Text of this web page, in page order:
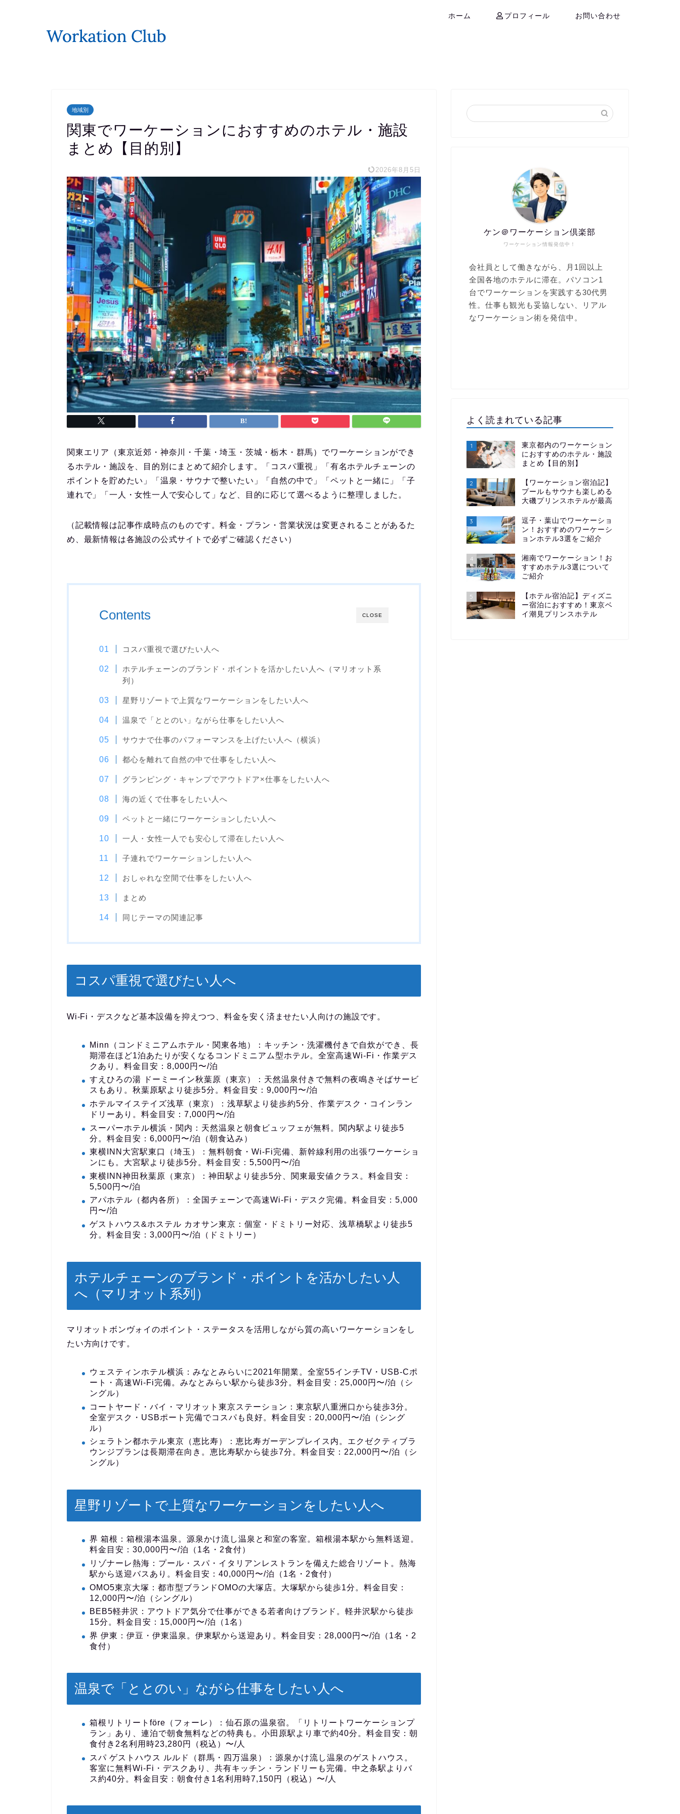
ホーム プロフィール お問い合わせ
地域別
関東でワーケーションにおすすめのホテル・施設
まとめ【目的別】
2026年8月5日
関東エリア（東京近郊・神奈川・千葉・埼玉・茨城・栃木・群馬）でワーケーションができ
るホテル・施設を、目的別にまとめて紹介します。「コスパ重視」「有名ホテルチェーンの
ポイントを貯めたい」「温泉・サウナで整いたい」「自然の中で」「ペットと一緒に」「子
連れで」「一人・女性一人で安心して」など、目的に応じて選べるように整理しました。
（記載情報は記事作成時点のものです。料金・プラン・営業状況は変更されることがあるた
め、最新情報は各施設の公式サイトで必ずご確認ください）
CLOSE
Contents
コスパ重視で選びたい人へ
ホテルチェーンのブランド・ポイントを活かしたい人へ（マリオット系
列）
星野リゾートで上質なワーケーションをしたい人へ
温泉で「ととのい」ながら仕事をしたい人へ
サウナで仕事のパフォーマンスを上げたい人へ（横浜）
都心を離れて自然の中で仕事をしたい人へ
グランピング・キャンプでアウトドア×仕事をしたい人へ
海の近くで仕事をしたい人へ
ペットと一緒にワーケーションしたい人へ
一人・女性一人でも安心して滞在したい人へ
子連れでワーケーションしたい人へ
おしゃれな空間で仕事をしたい人へ
まとめ
同じテーマの関連記事
コスパ重視で選びたい人へ
Wi-Fi・デスクなど基本設備を抑えつつ、料金を安く済ませたい人向けの施設です。
Minn（コンドミニアムホテル・関東各地）
：キッチン・洗濯機付きで自炊ができ、長
期滞在ほど1泊あたりが安くなるコンドミニアム型ホテル。全室高速Wi-Fi・作業デス
クあり。料金目安：8,000円〜/泊
すえひろの湯 ドーミーイン秋葉原（東京）
：天然温泉付きで無料の夜鳴きそばサービ
スもあり。秋葉原駅より徒歩5分。料金目安：9,000円〜/泊
ホテルマイステイズ浅草（東京）
：浅草駅より徒歩約5分、作業デスク・コインラン
ドリーあり。料金目安：7,000円〜/泊
スーパーホテル横浜・関内 ：天然温泉と朝食ビュッフェが無料。関内駅より徒歩5
分。料金目安：6,000円〜/泊（朝食込み）
東横INN大宮駅東口（埼玉）
：無料朝食・Wi-Fi完備、新幹線利用の出張ワーケーショ
ンにも。大宮駅より徒歩5分。料金目安：5,500円〜/泊
東横INN神田秋葉原（東京）
：神田駅より徒歩5分、関東最安値クラス。料金目安：
5,500円〜/泊
アパホテル（都内各所）
：全国チェーンで高速Wi-Fi・デスク完備。料金目安：5,000
円〜/泊
ゲストハウス&ホステル カオサン東京 ：個室・ドミトリー対応、浅草橋駅より徒歩5
分。料金目安：3,000円〜/泊（ドミトリー）
ホテルチェーンのブランド・ポイントを活かしたい人
へ（マリオット系列）
マリオットボンヴォイのポイント・ステータスを活用しながら質の高いワーケーションをし
たい方向けです。
ウェスティンホテル横浜 ：みなとみらいに2021年開業。全室55インチTV・USB-Cポ
ート・高速Wi-Fi完備。みなとみらい駅から徒歩3分。料金目安：25,000円〜/泊（シ
ングル）
コートヤード・バイ・マリオット東京ステーション ：東京駅八重洲口から徒歩3分。
全室デスク・USBポート完備でコスパも良好。料金目安：20,000円〜/泊（シング
ル）
シェラトン都ホテル東京（恵比寿）
：恵比寿ガーデンプレイス内。エクゼクティブラ
ウンジプランは長期滞在向き。恵比寿駅から徒歩7分。料金目安：22,000円〜/泊（シ
ングル）
星野リゾートで上質なワーケーションをしたい人へ
界 箱根 ：箱根湯本温泉。源泉かけ流し温泉と和室の客室。箱根湯本駅から無料送迎。
料金目安：30,000円〜/泊（1名・2食付）
リゾナーレ熱海 ：プール・スパ・イタリアンレストランを備えた総合リゾート。熱海
駅から送迎バスあり。料金目安：40,000円〜/泊（1名・2食付）
OMO5東京大塚 ：都市型ブランドOMOの大塚店。大塚駅から徒歩1分。料金目安：
12,000円〜/泊（シングル）
BEB5軽井沢 ：アウトドア気分で仕事ができる若者向けブランド。軽井沢駅から徒歩
15分。料金目安：15,000円〜/泊（1名）
界 伊東 ：伊豆・伊東温泉。伊東駅から送迎あり。料金目安：28,000円〜/泊（1名・2
食付）
温泉で「ととのい」ながら仕事をしたい人へ
箱根リトリートföre（フォーレ）
：仙石原の温泉宿。「リトリートワーケーションプ
ラン」あり、連泊で朝食無料などの特典も。小田原駅より車で約40分。料金目安：朝
食付き2名利用時23,280円（税込）〜/人
スパ ゲストハウス ルルド（群馬・四万温泉）
：源泉かけ流し温泉のゲストハウス。
客室に無料Wi-Fi・デスクあり、共有キッチン・ランドリーも完備。中之条駅よりバ
ス約40分。料金目安：朝食付き1名利用時7,150円（税込）〜/人
ワーケーション情報発信中！
ケン＠ワーケーション倶楽部
よく読まれている記事
1
東京都内のワーケーション
におすすめのホテル・施設
まとめ【目的別】
2
【ワーケーション宿泊記】
プールもサウナも楽しめる
大磯プリンスホテルが最高
3
逗子・葉山でワーケーショ
ン！おすすめのワーケーシ
ョンホテル3選をご紹介
4
湘南でワーケーション！お
すすめホテル3選について
ご紹介
5
【ホテル宿泊記】ディズニ
ー宿泊におすすめ！東京ベ
イ潮見プリンスホテル